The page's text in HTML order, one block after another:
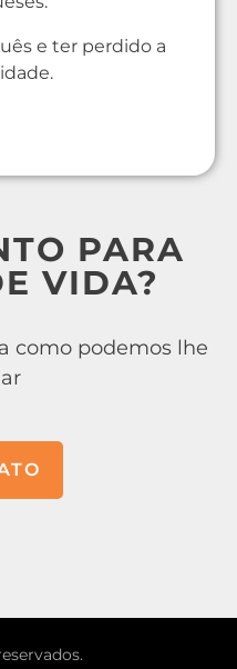
e ter perdido a
PARA
VIDA?
como podemos lhe